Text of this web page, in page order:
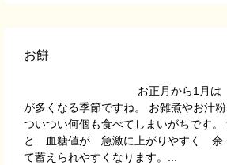
お餅
お正月から1月は お餅
が多くなる季節ですね。 お雑煮やお
ついつい何個も食べてしまいがちです。
と 血糖値が 急激に上がりやすく 余
て蓄えられやすくなります。...